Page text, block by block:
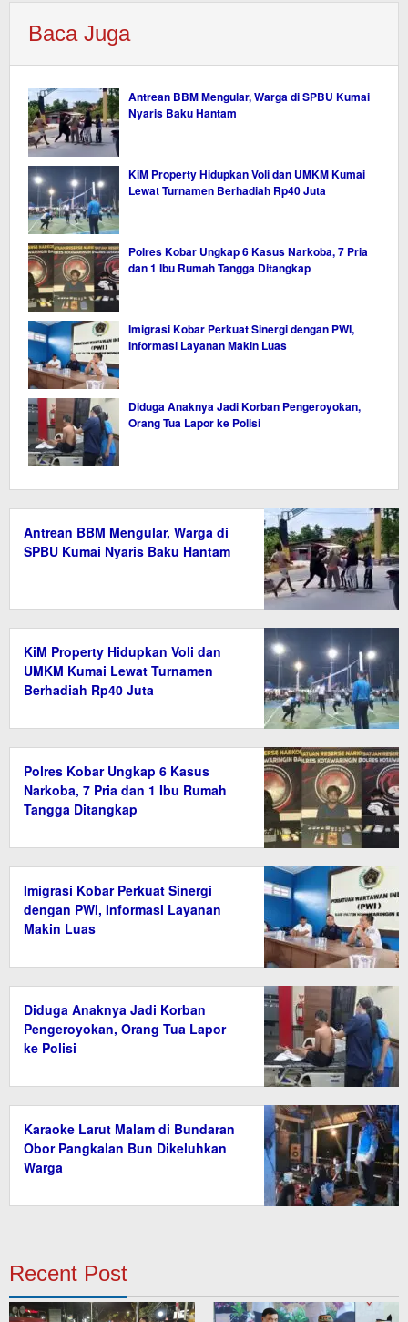
Baca Juga
Antrean BBM Mengular, Warga di SPBU Kumai
Nyaris Baku Hantam
KiM Property Hidupkan Voli dan UMKM Kumai
Lewat Turnamen Berhadiah Rp40 Juta
Polres Kobar Ungkap 6 Kasus Narkoba, 7 Pria
dan 1 Ibu Rumah Tangga Ditangkap
Imigrasi Kobar Perkuat Sinergi dengan PWI,
Informasi Layanan Makin Luas
Diduga Anaknya Jadi Korban Pengeroyokan,
Orang Tua Lapor ke Polisi
Antrean BBM Mengular, Warga di
SPBU Kumai Nyaris Baku Hantam
KiM Property Hidupkan Voli dan
UMKM Kumai Lewat Turnamen
Berhadiah Rp40 Juta
Polres Kobar Ungkap 6 Kasus
Narkoba, 7 Pria dan 1 Ibu Rumah
Tangga Ditangkap
Imigrasi Kobar Perkuat Sinergi
dengan PWI, Informasi Layanan
Makin Luas
Diduga Anaknya Jadi Korban
Pengeroyokan, Orang Tua Lapor
ke Polisi
Karaoke Larut Malam di Bundaran
Obor Pangkalan Bun Dikeluhkan
Warga
Recent Post